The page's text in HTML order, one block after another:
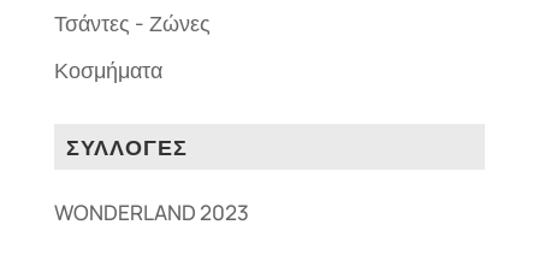
Τσάντες - Ζώνες
Κοσμήματα
ΣΥΛΛΟΓΕΣ
WONDERLAND 2023